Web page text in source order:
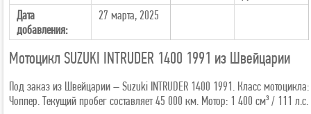
Дата
добавления:
27 марта, 2025
Мотоцикл SUZUKI INTRUDER 1400 1991 из Швейцарии
Под заказ из Швейцарии – Suzuki INTRUDER 1400 1991. Класс мотоцикла:
Чоппер. Текущий пробег составляет 45 000 км. Мотор: 1 400 см³ / 111 л.с.